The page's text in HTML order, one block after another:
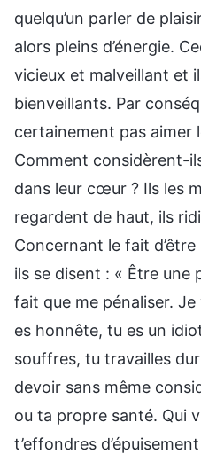
quelqu’un parler de
alors pleins d’énergie.
vicieux et malveillant et
bienveillants. Par
certainement pas aimer
Comment considèrent-
dans leur cœur ? Ils les
regardent de haut, ils
Concernant le fait
ils se disent : « Être une
fait que me pénaliser. Je
es honnête, tu es un
souffres, tu travailles
devoir sans même
ou ta propre santé. Qui
t’effondres